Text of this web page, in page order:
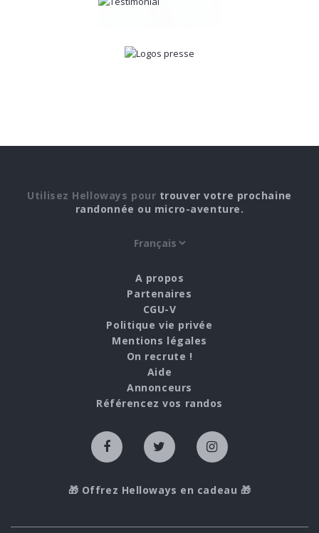
Utilisez Helloways pour trouver votre prochaine
randonnée ou micro-aventure.
A propos
Partenaires
CGU-V
Politique vie privée
Mentions légales
On recrute !
Aide
Annonceurs
Référencez vos randos
🎁 Offrez Helloways en cadeau 🎁